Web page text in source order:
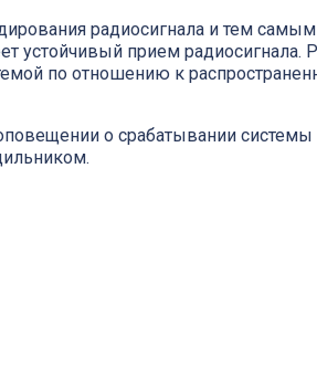
радиосигнала и тем
устойчивый прием радиосигнала.
по отношению к
о срабатывании